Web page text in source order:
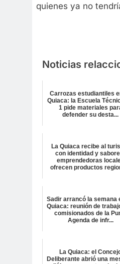
quienes ya no
Noticias
Carrozas estudiantiles
Quiaca: la Escuela
1 pide materiales
defender su desta...
La Quiaca recibe al
con identidad y
emprendedoras
ofrecen productos
Sadir arrancó la semana
Quiaca: reunión de
comisionados de la
Agenda de infr...
La Quiaca: el
Deliberante abrió una